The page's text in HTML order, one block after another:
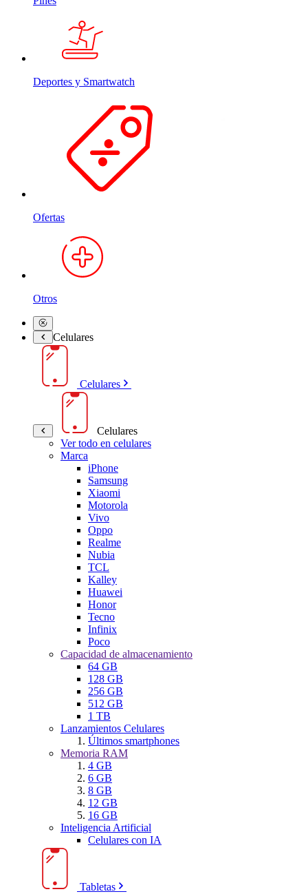
Deportes y Smartwatch
Ofertas
Otros
Celulares
Celulares
Celulares
Ver todo en celulares
Marca
iPhone
Samsung
Xiaomi
Motorola
Vivo
Oppo
Realme
Nubia
TCL
Kalley
Huawei
Honor
Tecno
Infinix
Poco
Capacidad de almacenamiento
64 GB
128 GB
256 GB
512 GB
1 TB
Lanzamientos Celulares
Últimos smartphones
Memoria RAM
4 GB
6 GB
8 GB
12 GB
16 GB
Inteligencia Artificial
Celulares con IA
Tabletas